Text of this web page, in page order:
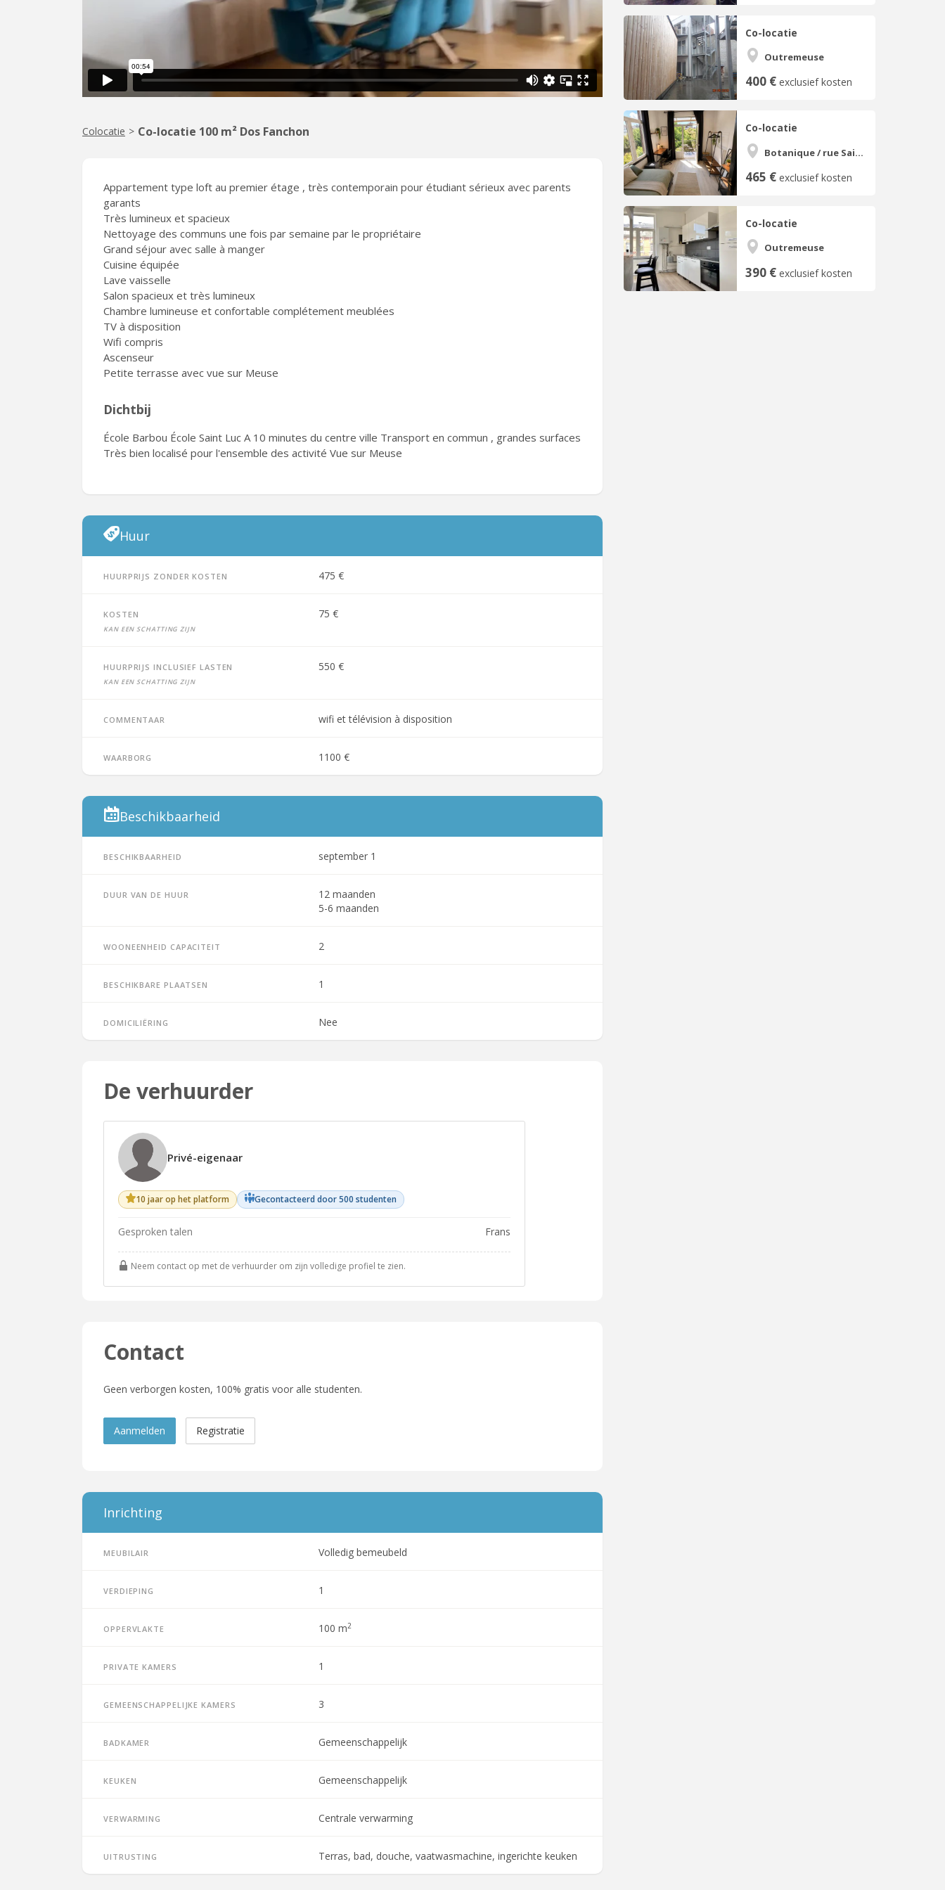
Co-locatie
Outremeuse
400 € exclusief kosten
Co-locatie
Botanique / rue Saint-Gilles / Jonfosse
465 € exclusief kosten
Co-locatie
Outremeuse
390 € exclusief kosten
Colocatie > Co-locatie 100 m² Dos Fanchon
Appartement type loft au premier étage , très contemporain pour étudiant sérieux avec parents
garants
Très lumineux et spacieux
Nettoyage des communs une fois par semaine par le propriétaire
Grand séjour avec salle à manger
Cuisine équipée
Lave vaisselle
Salon spacieux et très lumineux
Chambre lumineuse et confortable complétement meublées
TV à disposition
Wifi compris
Ascenseur
Petite terrasse avec vue sur Meuse
Dichtbij
École Barbou École Saint Luc A 10 minutes du centre ville Transport en commun , grandes surfaces
Très bien localisé pour l'ensemble des activité Vue sur Meuse
Huur
Huurprijs zonder kosten 475 €
Kosten
Kan een schatting zijn
75 €
Huurprijs inclusief lasten
Kan een schatting zijn
550 €
Commentaar wifi et télévision à disposition
Waarborg 1100 €
Beschikbaarheid
Beschikbaarheid september 1
Duur van de huur
12 maanden
5-6 maanden
Wooneenheid capaciteit 2
Beschikbare plaatsen 1
Domiciliëring Nee
De verhuurder
Privé-eigenaar
10 jaar op het platform Gecontacteerd door 500 studenten
Gesproken talen Frans
Neem contact op met de verhuurder om zijn volledige profiel te zien.
Contact
Geen verborgen kosten, 100% gratis voor alle studenten.
Aanmelden Registratie
Inrichting
Meubilair Volledig bemeubeld
Verdieping 1
Oppervlakte 100 m2
Private kamers 1
Gemeenschappelijke kamers 3
Badkamer Gemeenschappelijk
Keuken Gemeenschappelijk
Verwarming Centrale verwarming
Uitrusting Terras, bad, douche, vaatwasmachine, ingerichte keuken